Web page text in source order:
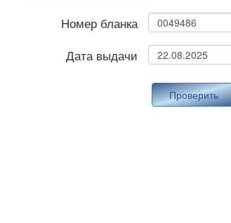
Номер бланка
Дата выдачи
Проверить